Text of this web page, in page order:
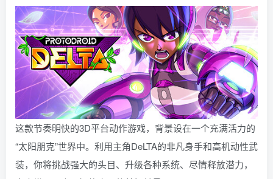
这款节奏明快的3D平台动作游戏，背景设在一个充满活力的
“太阳朋克”世界中。利用主角DeLTA的非凡身手和高机动性武
装，你将挑战强大的头目、升级各种系统、尽情释放潜力，